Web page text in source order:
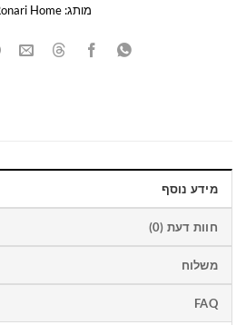
מותג: Home
מידע נוסף
חוות דעת (0)
משלוח
FAQ